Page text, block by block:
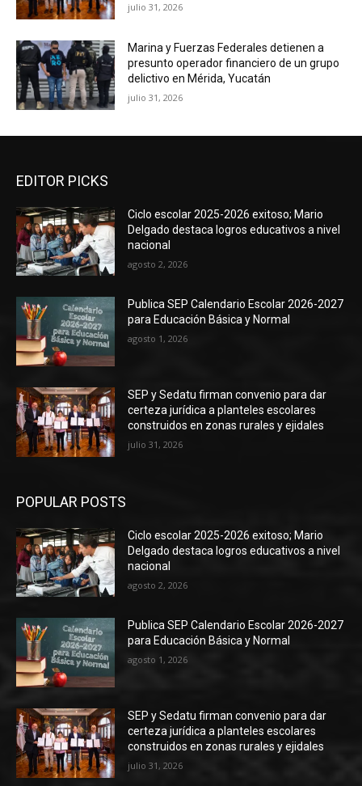
julio 31, 2026
Marina y Fuerzas Federales detienen a
presunto operador financiero de un grupo
delictivo en Mérida, Yucatán
julio 31, 2026
EDITOR PICKS
Ciclo escolar 2025-2026 exitoso; Mario
Delgado destaca logros educativos a nivel
nacional
agosto 2, 2026
Publica SEP Calendario Escolar 2026-2027
para Educación Básica y Normal
agosto 1, 2026
SEP y Sedatu firman convenio para dar
certeza jurídica a planteles escolares
construidos en zonas rurales y ejidales
julio 31, 2026
POPULAR POSTS
Ciclo escolar 2025-2026 exitoso; Mario
Delgado destaca logros educativos a nivel
nacional
agosto 2, 2026
Publica SEP Calendario Escolar 2026-2027
para Educación Básica y Normal
agosto 1, 2026
SEP y Sedatu firman convenio para dar
certeza jurídica a planteles escolares
construidos en zonas rurales y ejidales
julio 31, 2026